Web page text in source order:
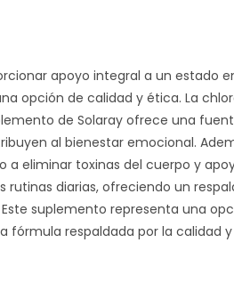
apoyo integral a un estado
opción de calidad y ética. La
de Solaray ofrece una
al bienestar emocional.
eliminar toxinas del cuerpo y
rutinas diarias, ofreciendo un
suplemento representa una
fórmula respaldada por la calidad